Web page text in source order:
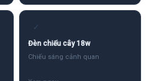
✓
Đèn chiếu cây 18w
Chiếu sáng cảnh quan